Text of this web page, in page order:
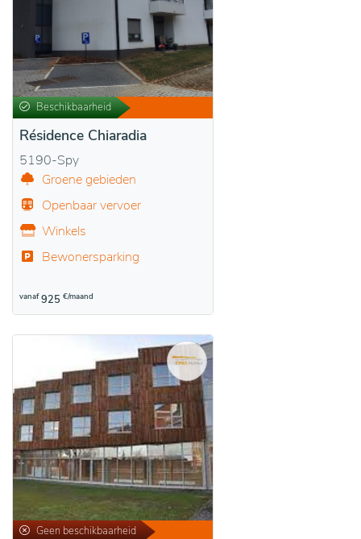
Beschikbaarheid
Résidence Chiaradia
5190-Spy
Groene gebieden
Openbaar vervoer
Winkels
Bewonersparking
vanaf 925 €/maand
Geen beschikbaarheid